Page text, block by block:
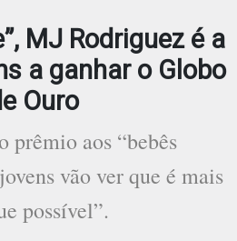
MJ Rodriguez é a
a ganhar o Globo
Ouro
prêmio aos “bebês
vão ver que é mais
possível”.